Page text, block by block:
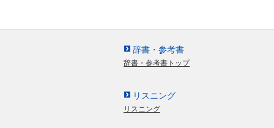
辞書・参考書
辞書・参考書トップ
リスニング
リスニング